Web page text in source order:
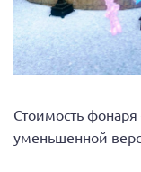
Стоимость
уменьшенной